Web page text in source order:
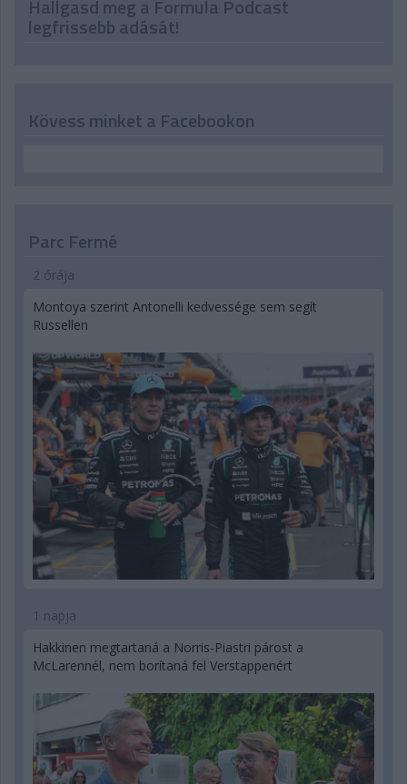
Hallgasd meg a Formula Podcast
legfrissebb adását!
Kövess minket a Facebookon
Parc Fermé
2 órája
Montoya szerint Antonelli kedvessége sem segít
Russellen
1 napja
Hakkinen megtartaná a Norris-Piastri párost a
McLarennél, nem borítaná fel Verstappenért